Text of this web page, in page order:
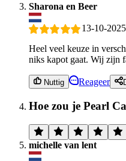
Sharona en Beer
13-10-2025
Heel veel keuze in
niks kapot gaat. Wij zijn
Nuttig Reageer
Hoe zou je Pearl
michelle van lent